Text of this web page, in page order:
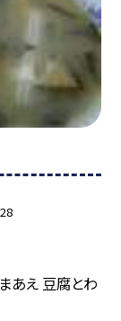
あえ 豆腐とわ